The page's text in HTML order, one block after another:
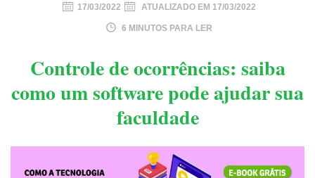
17/03/2022 ATUALIZADO EM 17/03/2022
6 MINUTOS PARA LER
Controle de ocorrências: saiba
como um software pode ajudar sua
faculdade